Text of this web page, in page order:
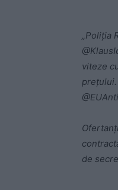
viteze
de